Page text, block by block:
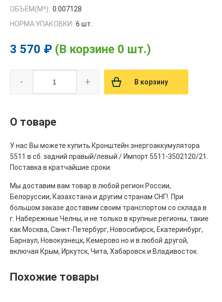
ОБЪЕМ(M³): 0.007128
НОРМА УПАКОВКИ: 6 шт.
3 570 ₽ (В корзине 0 шт.)
- + В корзину
О товаре
У нас Вы можете купить Кронштейн энергоаккумулятора
5511 в сб. задний правый/левый / Импорт 5511-3502120/21.
Поставка в кратчайшие сроки.
Мы доставим вам товар в любой регион России,
Белоруссии, Казахстана и другим странам СНГ!. При
большом заказе доставим своим транспортом со склада в
г. Набережные Челны, и не только в крупные регионы, такие
как Москва, Санкт-Петербург, Новосибирск, Екатеринбург,
Барнаул, Новокузнецк, Кемерово но и в любой другой,
включая Крым, Иркутск, Чита, Хабаровск и Владивосток.
Похожие товары